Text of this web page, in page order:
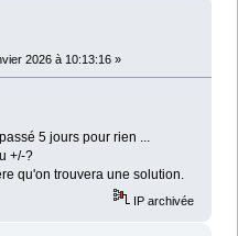
2026 à 10:13:16 »
5 jours pour rien ...
+/-?
qu'on trouvera une solution.
IP archivée